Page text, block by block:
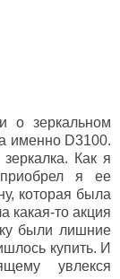
о зеркальном
именно D3100.
Как я
я ее
которая была
какая-то акция
были лишние
купить. И
увлекся